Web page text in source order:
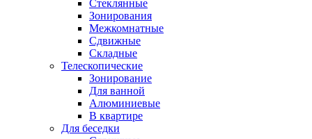
Стеклянные
Зонирования
Межкомнатные
Сдвижные
Складные
Телескопические
Зонирование
Для ванной
Алюминиевые
В квартире
Для беседки